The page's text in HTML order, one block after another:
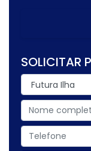
SOLICITAR